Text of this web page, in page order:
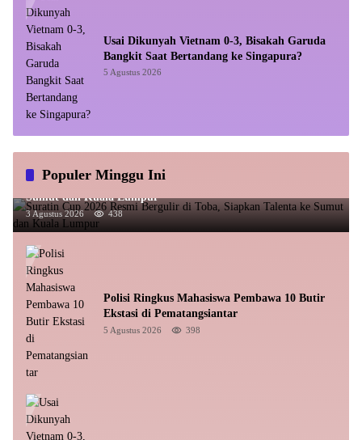
Usai Dikunyah Vietnam 0-3, Bisakah Garuda
Bangkit Saat Bertandang ke Singapura?
5 Agustus 2026
Populer Minggu Ini
Suratin Cup 2026 Resmi Bergulir di Toba, Siapkan Talenta ke
Sumut dan Kuala Lumpur
3 Agustus 2026 438
Polisi Ringkus Mahasiswa Pembawa 10 Butir
Ekstasi di Pematangsiantar
5 Agustus 2026 398